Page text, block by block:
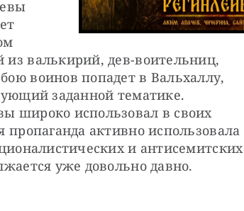
валькирий, дев-воительниц,
воинов попадет в Вальхаллу,
заданной тематике.
широко использовал в своих
пропаганда активно использовала
и антисемитских
уже довольно давно.